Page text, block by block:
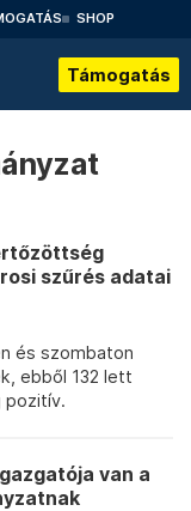
SHOP
Támogatás
szűrés adatai
és szombaton
ebből 132 lett
pozitív.
van a